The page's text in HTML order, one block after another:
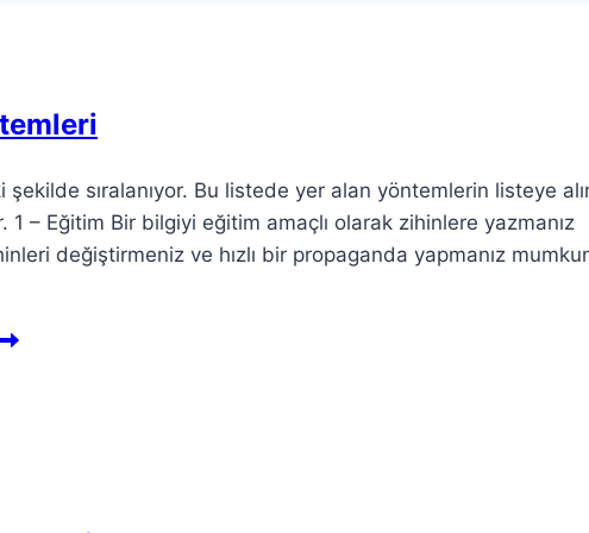
sıralanıyor. Bu listede yer alan yöntemlerin listeye
– Eğitim Bir bilgiyi eğitim amaçlı olarak zihinlere yazmanız
değiştirmeniz ve hızlı bir propaganda yapmanız